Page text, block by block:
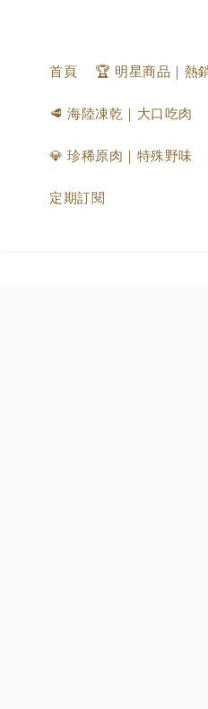
首頁 🏆 明星商品｜熱
🥩 海陸凍乾｜大口吃肉
💎 珍稀原肉｜特殊野味
定期訂閱